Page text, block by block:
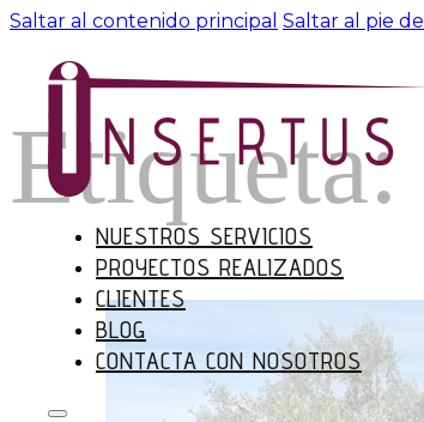
Saltar al contenido principal Saltar al pie
NUESTROS SERVICIOS
PROYECTOS REALIZADOS
CLIENTES
BLOG
CONTACTA CON NOSOTROS
Etiqueta: